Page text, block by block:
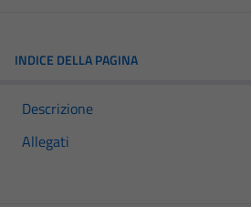
INDICE DELLA PAGINA
Descrizione
Allegati